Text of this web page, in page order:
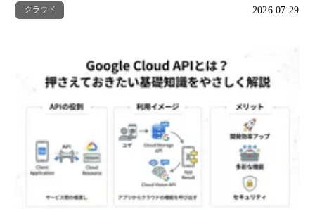
クラウド 2026.07.29